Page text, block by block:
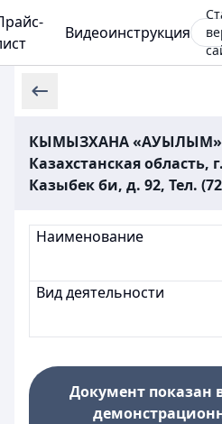
Видеоинструкция
КЫМЫЗХАНА
Казахстанская область,
Казыбек би, д. 92, Тел.
Наименование
Вид деятельности
Документ показан